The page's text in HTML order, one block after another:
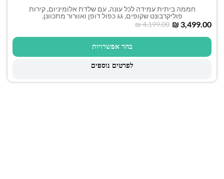
חממה ביתית עמידה לכל עונה, עם שלדת אלומיניום, קירות
פוליקרבונט שקופים, גג כפול דופן ואוורור מתכוונן.
₪4,199.00 ₪ 3,499.00
בחר אפשרויות
לפרטים נוספים